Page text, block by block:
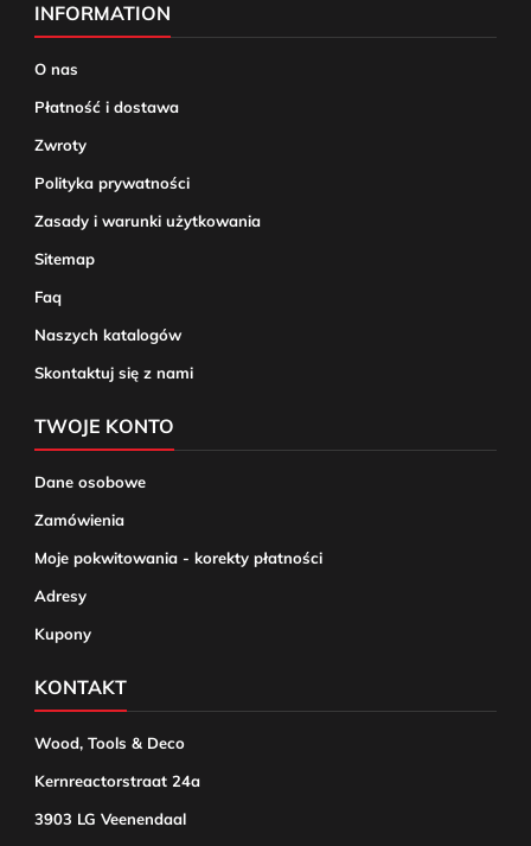
INFORMATION
O nas
Płatność i dostawa
Zwroty
Polityka prywatności
Zasady i warunki użytkowania
Sitemap
Faq
Naszych katalogów
Skontaktuj się z nami
TWOJE KONTO
Dane osobowe
Zamówienia
Moje pokwitowania - korekty płatności
Adresy
Kupony
KONTAKT
Wood, Tools & Deco
Kernreactorstraat 24a
3903 LG Veenendaal